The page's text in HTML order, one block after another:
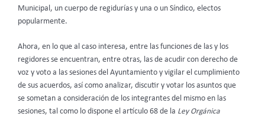
Municipal, un cuerpo de regidurías y una o un Síndico, electos
popularmente.
Ahora, en lo que al caso interesa, entre las funciones de las y los
regidores se encuentran, entre otras, las de acudir con derecho de
voz y voto a las sesiones del Ayuntamiento y vigilar el cumplimiento
de sus acuerdos, así como analizar, discutir y votar los asuntos que
se sometan a consideración de los integrantes del mismo en las
sesiones, tal como lo dispone el artículo 68 de la Ley Orgánica